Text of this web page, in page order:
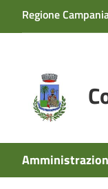
Regione
Home News